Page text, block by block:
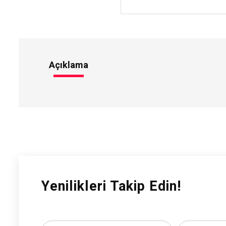
Açıklama
Yenilikleri Takip Edin!